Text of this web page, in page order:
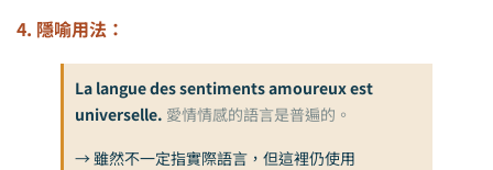
4. 隱喻用法：
La langue des sentiments amoureux est
universelle. 愛情情感的語言是普遍的。
→ 雖然不一定指實際語言，但這裡仍使用